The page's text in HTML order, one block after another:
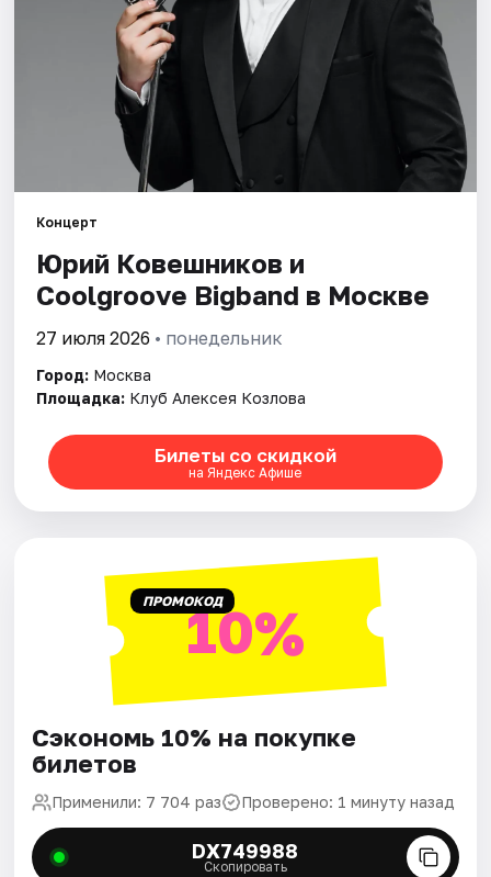
Концерт
Юрий Ковешников и
Coolgroove Bigband в Москве
27 июля 2026 • понедельник
Город: Москва
Площадка: Клуб Алексея Козлова
Билеты со скидкой
на Яндекс Афише
ПРОМОКОД10%
Сэкономь 10% на покупке
билетов
Применили: 7 704 раз Проверено: 1 минуту назад
DX749988
Скопировать